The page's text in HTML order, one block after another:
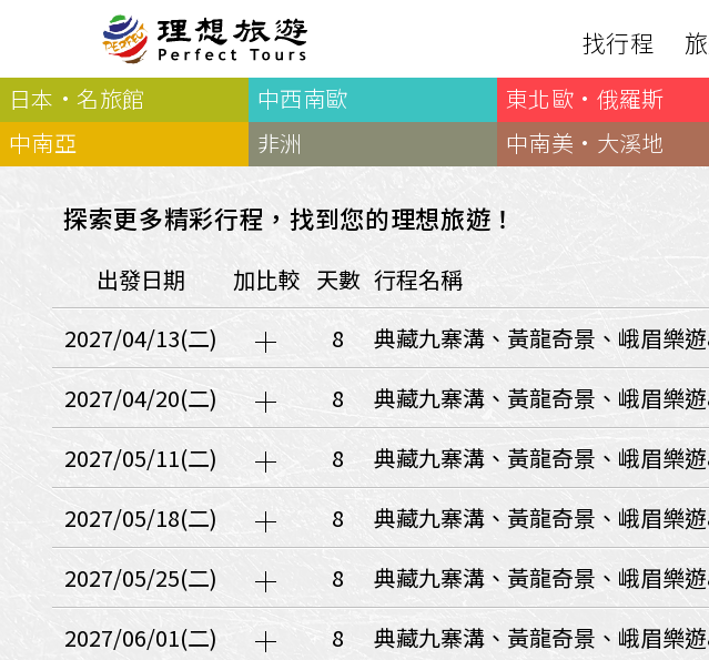
找行程
北歐
羅浮敦群島
芬蘭
瑞典 丹麥
冰島
法羅群島
格陵蘭島
東歐
１６湖國家公園
巴爾幹半島
波蘭‧波羅的海
保加利亞‧羅馬尼亞
捷克
波蘭
匈牙利
斯洛維尼亞
波士尼亞赫塞哥維納
俄羅斯聯邦
經典日本
奧入瀨溪
南紀熊野古道
廣島‧四國
北陸
日本名旅館
🍁北海道
🍁新潟‧谷川
🍁四國山陽
🍁伊豆‧演歌天后演唱會
❄️札幌雪祭
🧧山口縣
日本頂級飛鳥-花火節
日本環航
中國
北疆 青藏鐵路
韓國
服務Plus+
會員專區
優惠券回饋
量身訂做
訂單查詢付款
聯絡我們
觀光局Taiwan
表單下載
旅客服務確認單
傳真刷卡單
郵輪國外旅遊定型化契約
國內旅遊定型化契約
日本·名旅館 中西南歐 東北歐·俄羅斯
中南亞
非洲 中南美·大溪地
探索更多精彩行程，找到您的理想旅遊！
出發日期 加比較 天數 行程名稱
2027/04/13(二)
8 典藏九寨溝、黃龍奇景、峨眉樂
2027/04/20(二)
8 典藏九寨溝、黃龍奇景、峨眉樂
2027/05/11(二)
8 典藏九寨溝、黃龍奇景、峨眉樂
2027/05/18(二)
8 典藏九寨溝、黃龍奇景、峨眉樂
2027/05/25(二)
8 典藏九寨溝、黃龍奇景、峨眉樂
2027/06/01(二)
8 典藏九寨溝、黃龍奇景、峨眉樂